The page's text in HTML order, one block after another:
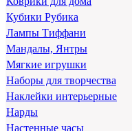
Кубики Рубика
Лампы Тиффани
Мандалы, Янтры
Мягкие игрушки
Наборы для творчества
Наклейки интерьерные
Нарды
Настенные часы